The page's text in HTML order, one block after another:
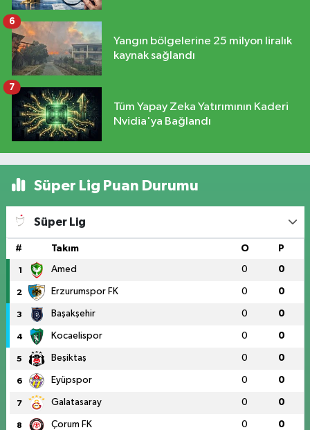
Yangın bölgelerine 25 milyon liralık
kaynak sağlandı
6
Tüm Yapay Zeka Yatırımının Kaderi
Nvidia'ya Bağlandı
7
Süper Lig Puan Durumu
Süper Lig
# Takım O P
1 Amed 0 0
2 Erzurumspor FK 0 0
3 Başakşehir 0 0
4 Kocaelispor 0 0
5 Beşiktaş 0 0
6 Eyüpspor 0 0
7 Galatasaray 0 0
8 Çorum FK 0 0